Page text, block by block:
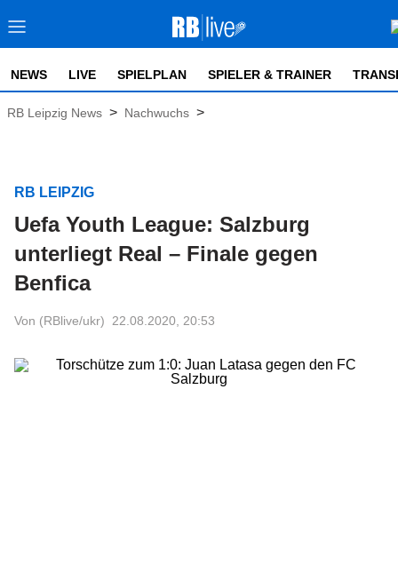
NEWS LIVE SPIELPLAN SPIELER & TRAINER
RB Leipzig News > Nachwuchs >
RB LEIPZIG
Uefa Youth League: Salzburg
unterliegt Real – Finale gegen
Benfica
Von (RBlive/ukr) 22.08.2020, 20:53